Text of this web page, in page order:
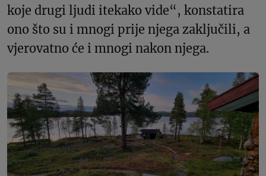
koje drugi ljudi itekako vide“, konstatira
ono što su i mnogi prije njega zaključili, a
vjerovatno će i mnogi nakon njega.